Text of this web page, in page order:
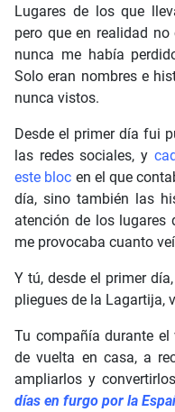
Lugares de los que
pero que en realidad
nunca me había
Solo eran nombres e
nunca vistos.
Desde el primer día fui
las redes sociales, y
este bloc en el que
día, sino también las
atención de los lugares
me provocaba cuanto
Y tú, desde el primer
pliegues de la Lagartija,
Tu compañía durante
de vuelta en casa, a
ampliarlos y
días en furgo por la